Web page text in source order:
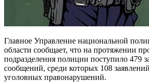
Главное Управление национальной
области сообщает, что на протяжении
подразделения полиции поступило 479
сообщений, среди которых 108
уголовных правонарушений.